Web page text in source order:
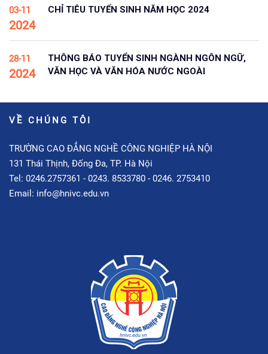
03-11
2024
CHỈ TIÊU TUYỂN SINH NĂM HỌC 2024
28-11
2024
THÔNG BÁO TUYỂN SINH NGÀNH NGÔN NGỮ,
VĂN HỌC VÀ VĂN HÓA NƯỚC NGOÀI
VỀ CHÚNG TÔI
TRƯỜNG CAO ĐẲNG NGHỀ CÔNG NGHIỆP HÀ NỘI
131 Thái Thịnh, Đống Đa, TP. Hà Nội
Tel: 0246.2757361 - 0243. 8533780 - 0246. 2753410
Email: info@hnivc.edu.vn